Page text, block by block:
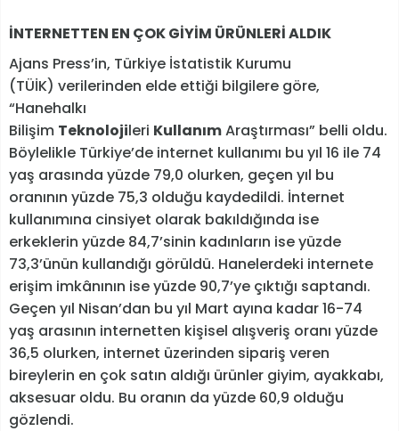
İNTERNETTEN EN ÇOK GİYİM ÜRÜNLERİ ALDIK
Ajans Press’in, Türkiye İstatistik Kurumu
(TÜİK) verilerinden elde ettiği bilgilere göre,
“Hanehalkı
Bilişim Teknolojileri KullanımAraştırması” belli oldu.
Böylelikle Türkiye’de internet kullanımı bu yıl 16 ile 74
yaş arasında yüzde 79,0 olurken, geçen yıl bu
oranının yüzde 75,3 olduğu kaydedildi. İnternet
kullanımına cinsiyet olarak bakıldığında ise
erkeklerin yüzde 84,7’sinin kadınların ise yüzde
73,3’ünün kullandığı görüldü. Hanelerdeki internete
erişim imkânının ise yüzde 90,7’ye çıktığı saptandı.
Geçen yıl Nisan’dan bu yıl Mart ayına kadar 16-74
yaş arasının internetten kişisel alışveriş oranı yüzde
36,5 olurken, internet üzerinden sipariş veren
bireylerin en çok satın aldığı ürünler giyim, ayakkabı,
aksesuar oldu. Bu oranın da yüzde 60,9 olduğu
gözlendi.